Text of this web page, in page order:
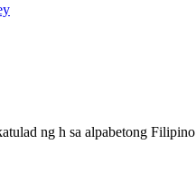
ng h sa alpabetong Filipino